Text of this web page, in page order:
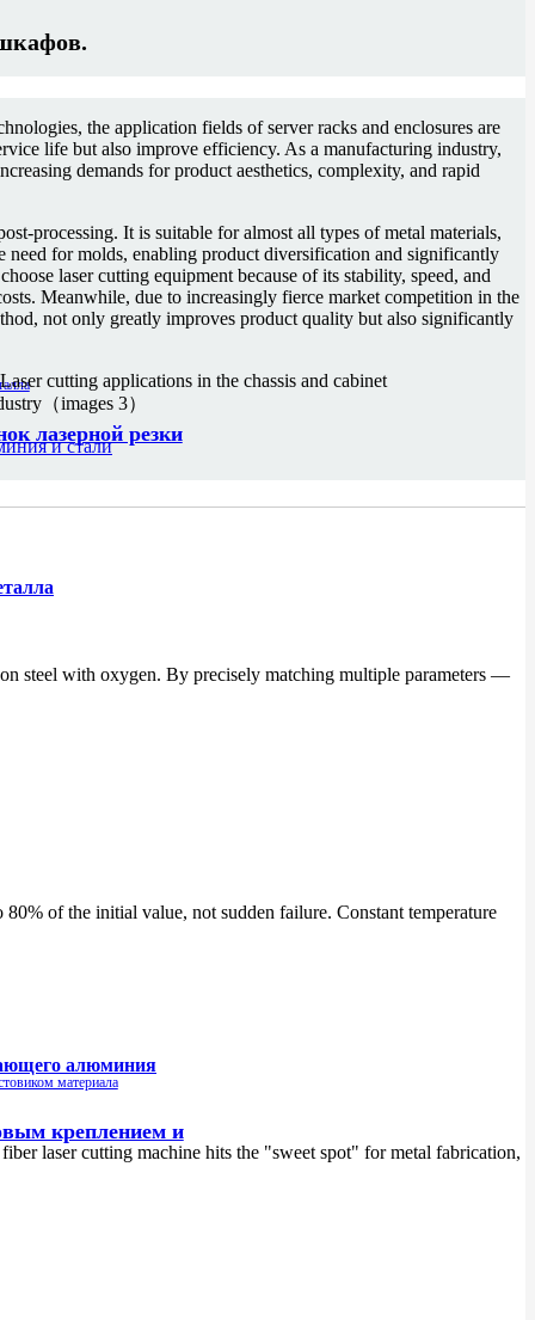
лазерной резки
креплением и
the application fields of server racks and enclosures are
life but also improve efficiency. As a manufacturing industry,
demands for product aesthetics, complexity, and rapid
processing. It is suitable for almost all types of metal materials,
need for molds, enabling product diversification and significantly
laser cutting equipment because of its stability, speed, and
Meanwhile, due to increasingly fierce market competition in the
not only greatly improves product quality but also significantly
и стали
steel with oxygen. By precisely matching multiple parameters —
of the initial value, not sudden failure. Constant temperature
алюминия
laser cutting machine hits the "sweet spot" for metal fabrication,